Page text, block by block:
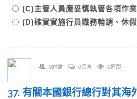
(C)主管人員應妥慎執管各項作
(D)確實實施行員職務輪調、休
0討論 0留言 0追蹤
37. 有關本國銀行總行對其海